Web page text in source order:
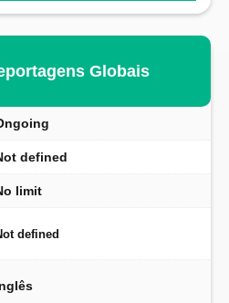
Globais
defined
limit
defined